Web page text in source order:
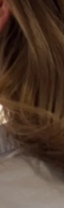
Embu das Artes